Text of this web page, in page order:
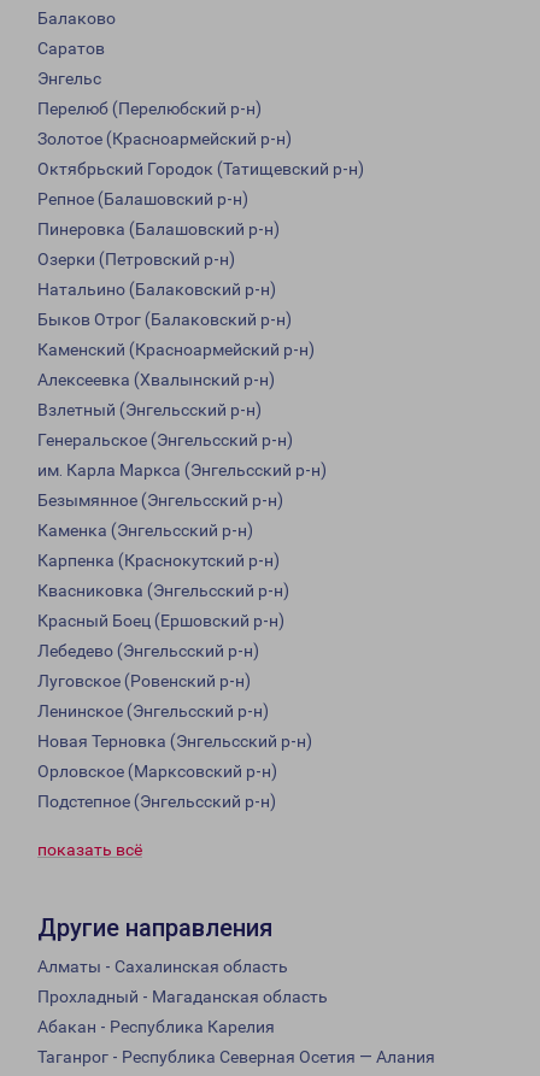
Балаково
Саратов
Энгельс
Перелюб (Перелюбский р-н)
Золотое (Красноармейский р-н)
Октябрьский Городок (Татищевский р-н)
Репное (Балашовский р-н)
Пинеровка (Балашовский р-н)
Озерки (Петровский р-н)
Натальино (Балаковский р-н)
Быков Отрог (Балаковский р-н)
Каменский (Красноармейский р-н)
Алексеевка (Хвалынский р-н)
Взлетный (Энгельсский р-н)
Генеральское (Энгельсский р-н)
им. Карла Маркса (Энгельсский р-н)
Безымянное (Энгельсский р-н)
Каменка (Энгельсский р-н)
Карпенка (Краснокутский р-н)
Квасниковка (Энгельсский р-н)
Красный Боец (Ершовский р-н)
Лебедево (Энгельсский р-н)
Луговское (Ровенский р-н)
Ленинское (Энгельсский р-н)
Новая Терновка (Энгельсский р-н)
Орловское (Марксовский р-н)
Подстепное (Энгельсский р-н)
показать всё
Другие направления
Алматы - Сахалинская область
Прохладный - Магаданская область
Абакан - Республика Карелия
Таганрог - Республика Северная Осетия — Алания